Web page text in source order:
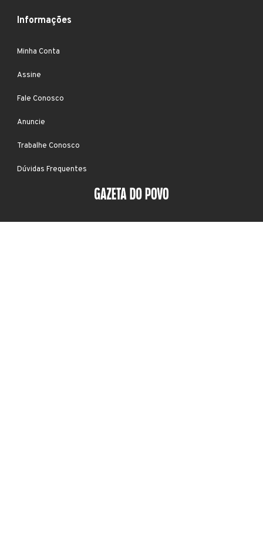
Informações
Minha Conta
Assine
Fale Conosco
Anuncie
Trabalhe Conosco
Dúvidas Frequentes